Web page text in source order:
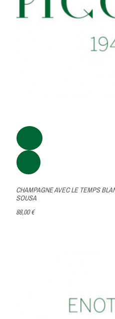
CHAMPAGNE AVEC LE TEMPS
SOUSA
88,00 €